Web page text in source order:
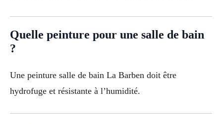
Quelle peinture pour une salle de bain
?
Une peinture salle de bain La Barben doit être
hydrofuge et résistante à l’humidité.